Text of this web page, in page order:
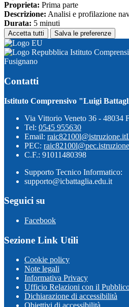
Proprieta: Prima parte
Descrizione: Analisi e profilazione
Durata: 5 minuti
Accetta tutti Salva le preferenze
Istituto
Fusignano
Contatti
Istituto Comprensivo "Luigi
Via Vittorio Veneto 36 - 48034
Tel: 0545 955630
Email: raic82100l@istruzione.it
PEC:
C.F.: 91011480398
Supporto Tecnico Informatico:
supporto@icbattaglia.edu.it
Seguici su
Facebook
Sezione Link Utili
Cookie policy
Note legali
Informativa Privacy
Ufficio Relazioni con il
Dichiarazione di accessibilità